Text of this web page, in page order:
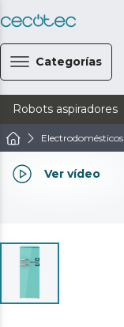
Categorías
Robots aspiradores
Electrodomésticos
Ver vídeo